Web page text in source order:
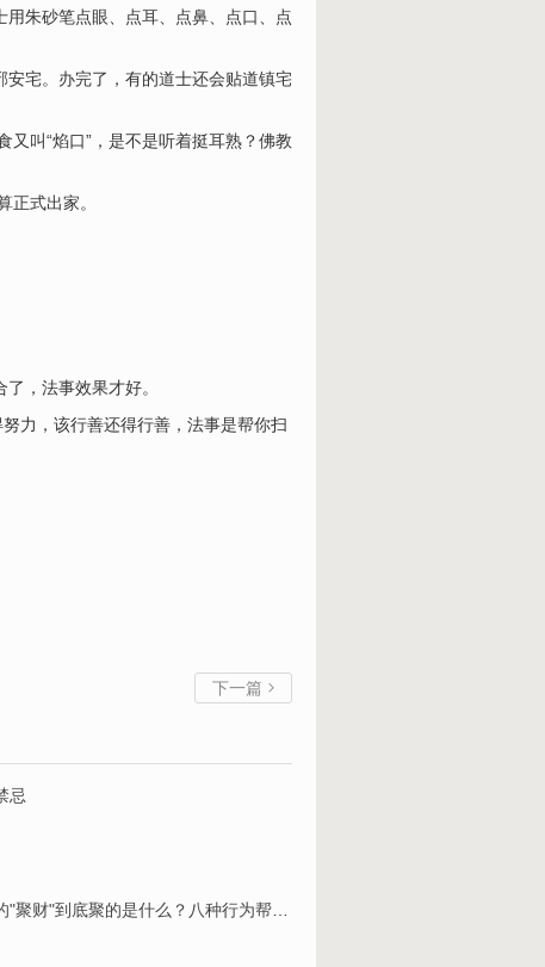
朱砂笔点眼、点耳、点鼻、点口、点
安宅。办完了，有的道士还会贴道镇宅
叫“焰口”，是不是听着挺耳熟？佛教
式出家。
，法事效果才好。
力，该行善还得行善，法事是帮你扫
下一篇 
忌